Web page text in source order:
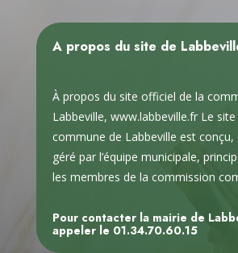
A propos du site de
À propos du site officiel de la
Labbeville, www.labbeville.fr Le
commune de Labbeville est
géré par l’équipe municipale,
les membres de la commission
Pour contacter la mairie de
appeler le 01.34.70.60.15